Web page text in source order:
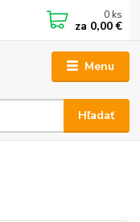
Menu
Hľadať
0 ks
za 0,00 €